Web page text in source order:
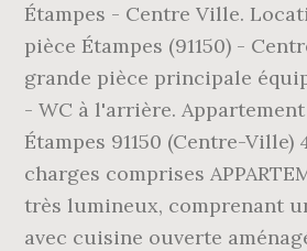
Étampes - Centre Ville.
pièce Étampes (91150) -
grande pièce principale
- WC à l'arrière. Appartement
Étampes 91150 (Centre-
charges comprises
très lumineux, comprenant
avec cuisine ouverte